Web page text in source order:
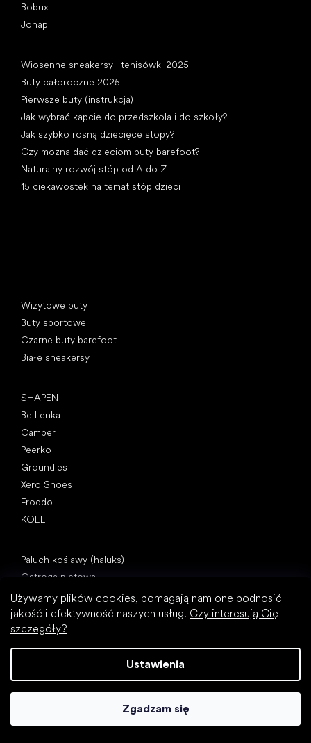
Używamy plików cookies, pomagają nam one podnosić
jakość i efektywność naszych usług. Czy interesują Cię
szczegóły?
Ustawienia
Zgadzam się
Bobux
Jonap
Wiosenne sneakersy i tenisówki 2025
Buty całoroczne 2025
Pierwsze buty (instrukcja)
Jak wybrać kapcie do przedszkola i do szkoły?
Jak szybko rosną dziecięce stopy?
Czy można dać dzieciom buty barefoot?
Naturalny rozwój stóp od A do Z
15 ciekawostek na temat stóp dzieci
Wizytowe buty
Buty sportowe
Czarne buty barefoot
Białe sneakersy
SHAPEN
Be Lenka
Camper
Peerko
Groundies
Xero Shoes
Froddo
KOEL
Paluch koślawy (haluks)
Ostroga piętowa
Płaskostopie
Płaskie podeszwy kontra buty na obcasie
Chodzenie boso a chodzenie w butach
Buty wodoodporne
Zrozumieć buty barefoot